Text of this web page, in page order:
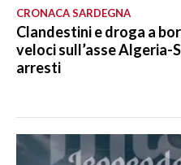
CRONACA SARDEGNA
Clandestini e droga a
veloci sull’asse
arresti